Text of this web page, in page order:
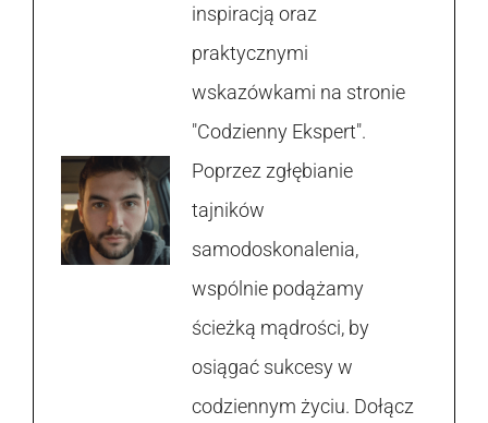
inspiracją oraz
praktycznymi
wskazówkami na stronie
"Codzienny Ekspert".
Poprzez zgłębianie
tajników
samodoskonalenia,
wspólnie podążamy
ścieżką mądrości, by
osiągać sukcesy w
codziennym życiu. Dołącz